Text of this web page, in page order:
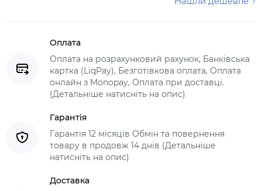
Оплата
Оплата на розрахунковий рахунок, Банківська
картка (LiqPay), Безготівкова оплата, Оплата
онлайн з Monopay, Оплата при доставці.
(Детальніше натисніть на опис)
Гарантія
Гарантія 12 місяців Обмін та повернення
товару в продовж 14 днів (Детальніше
натисніть на опис)
Доставка